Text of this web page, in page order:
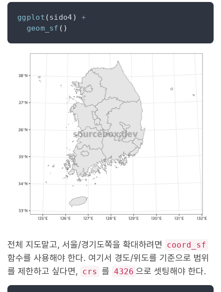
ggplot (sido4)
+
geom_sf ()
전체 지도말고, 서울/경기도쪽을 확대하려면 coord_sf
함수를 사용해야 한다. 여기서 경도/위도를 기준으로 범위
를 제한하고 싶다면, crs 를 4326 으로 셋팅해야 한다.